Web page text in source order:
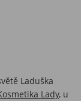
Laduška
Lady, u